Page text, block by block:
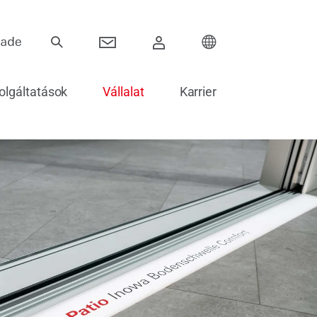
Pántok
Toló rendszerek
Elektronika ajtókhoz
Ajtók beépítése és üvegezése
Vállalat Karrier